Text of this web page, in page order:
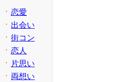
恋愛
出会い
街コン
恋人
片思い
両想い